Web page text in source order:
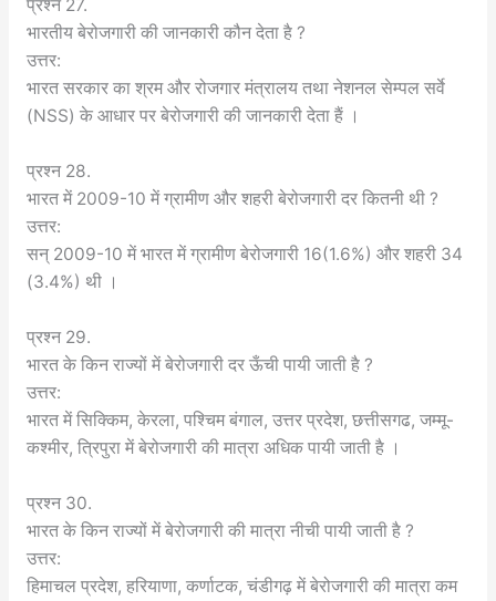
प्रश्न 27.
भारतीय बेरोजगारी की जानकारी कौन देता है ?
उत्तर:
भारत सरकार का श्रम और रोजगार मंत्रालय तथा नेशनल सेम्पल सर्वे
(NSS) के आधार पर बेरोजगारी की जानकारी देता हैं ।
प्रश्न 28.
भारत में 2009-10 में ग्रामीण और शहरी बेरोजगारी दर कितनी थी ?
उत्तर:
सन् 2009-10 में भारत में ग्रामीण बेरोजगारी 16(1.6%) और शहरी 34
(3.4%) थी ।
प्रश्न 29.
भारत के किन राज्यों में बेरोजगारी दर ऊँची पायी जाती है ?
उत्तर:
भारत में सिक्किम, केरला, पश्चिम बंगाल, उत्तर प्रदेश, छत्तीसगढ, जम्मू-
कश्मीर, त्रिपुरा में बेरोजगारी की मात्रा अधिक पायी जाती है ।
प्रश्न 30.
भारत के किन राज्यों में बेरोजगारी की मात्रा नीची पायी जाती है ?
उत्तर:
हिमाचल प्रदेश, हरियाणा, कर्णाटक, चंडीगढ़ में बेरोजगारी की मात्रा कम